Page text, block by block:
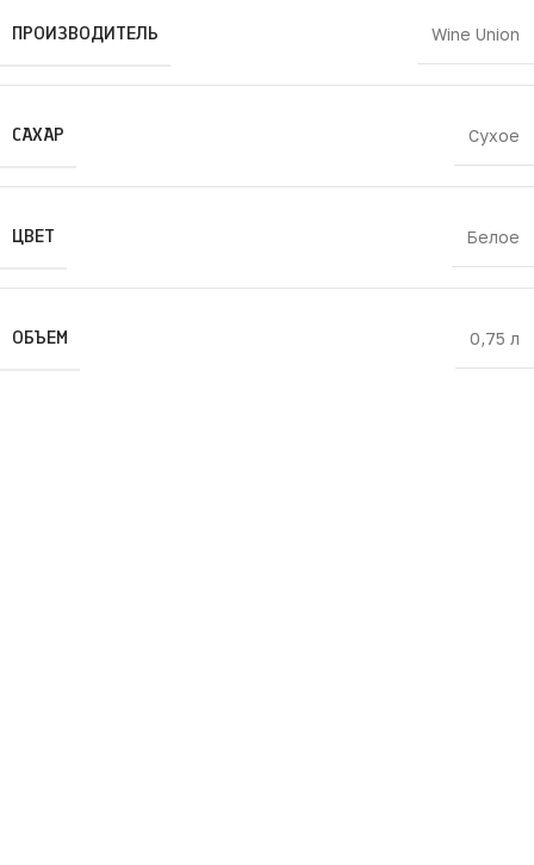
ПРОИЗВОДИТЕЛЬ Wine Union
САХАР Сухое
ЦВЕТ Белое
ОБЪЕМ 0,75 л